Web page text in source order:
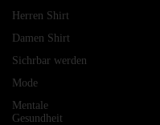
Herren Shirt
Damen Shirt
Sichrbar werden
Mode
Mentale
Gesundheit